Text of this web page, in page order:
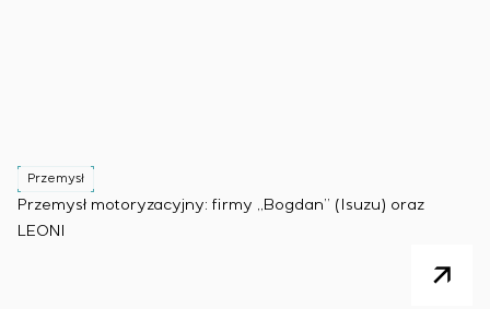
Przemysł
Przemysł motoryzacyjny: firmy „Bogdan” (Isuzu) oraz
LEONI